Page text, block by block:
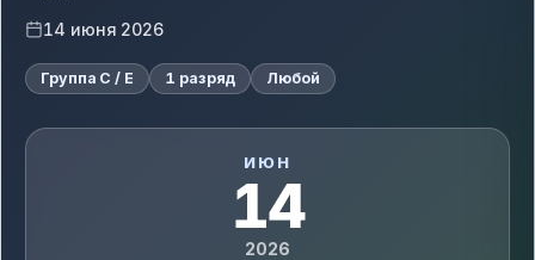
14 июня 2026
Группа C / E 1 разряд Любой
ИЮН
14
2026